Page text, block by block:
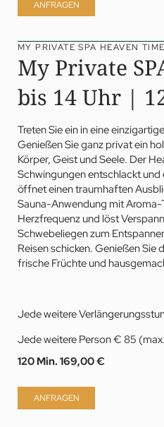
ANFRAGEN
MY PRIVATE SPA HEAVEN TIME
My Private
bis 14 Uhr |
Treten Sie ein in eine
Genießen Sie ganz privat ein
Körper, Geist und Seele. Der
Schwingungen entschlackt
öffnet einen traumhaften
Sauna-Anwendung mit
Herzfrequenz und löst
Schwebeliegen zum
Reisen schicken. Genießen Sie
frische Früchte und
Jede weitere
Jede weitere Person € 85
120 Min. 169,00 €
ANFRAGEN